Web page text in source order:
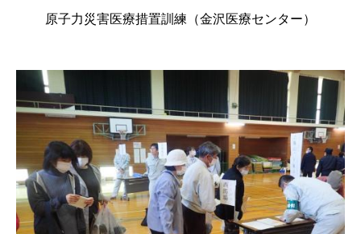
原子力災害医療措置訓練（金沢医療センター）